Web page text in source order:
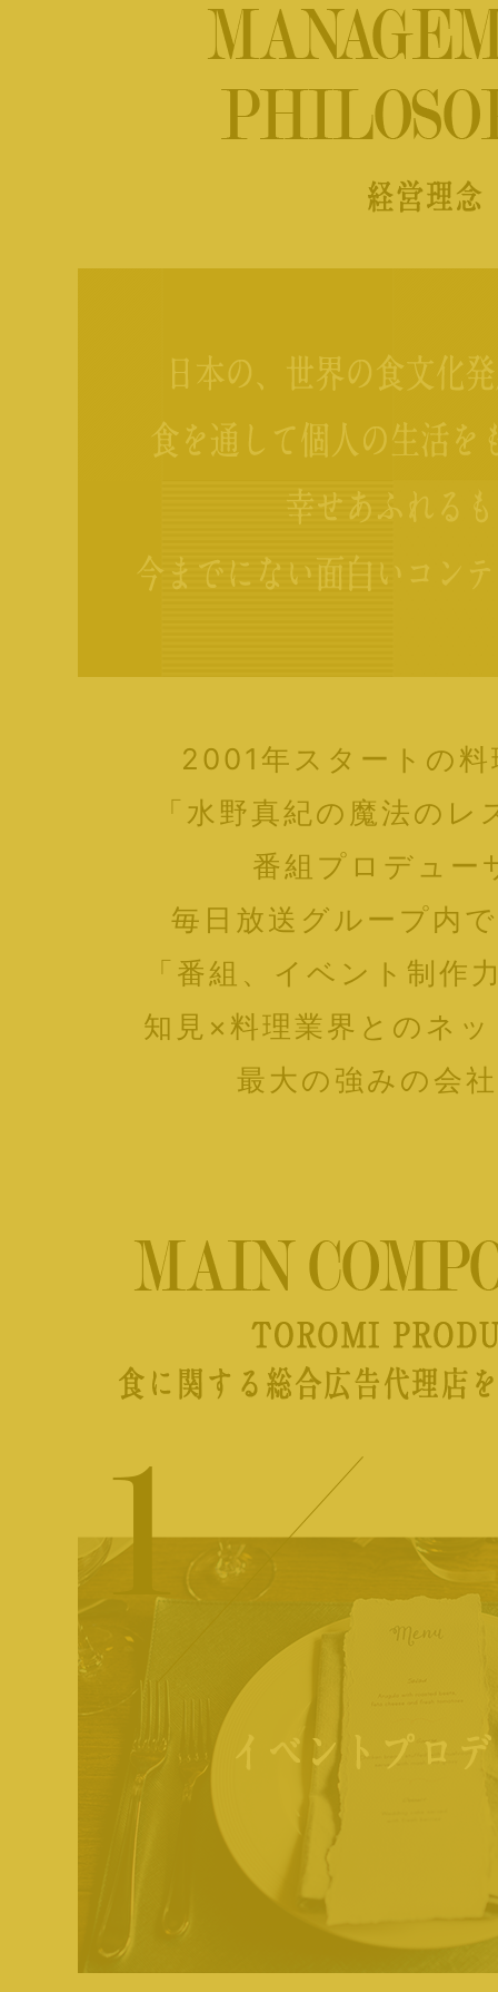
2001年スタートの料
「水野真紀の魔法の
番組プロデュー
毎日放送グループ内
「番組、イベント制作
知見×料理業界とのネ
最大の強みの会